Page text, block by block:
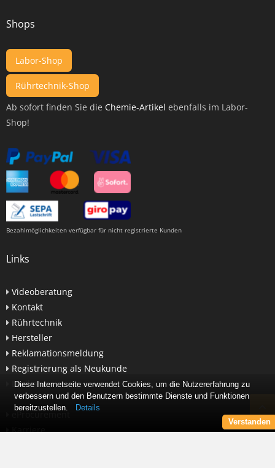
Shops
Labor-Shop
Rührtechnik-Shop
Ab sofort finden Sie die Chemie-Artikel ebenfalls im Labor-
Shop!
Bezahlmöglichkeiten verfügbar für nicht registrierte Kunden
Links
Videoberatung
Kontakt
Rührtechnik
Hersteller
Reklamationsmeldung
Registrierung als Neukunde
Lexikon
eProcurement
Karriere
Diese Internetseite verwendet Cookies, um die Nutzererfahrung zu
verbessern und den Benutzern bestimmte Dienste und Funktionen
bereitzustellen.
Details
Verstanden